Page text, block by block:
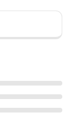
chán. Bản
ngày học hết
sau đó ghi
xong ngữ
qua được
đầu cũng đã
a ấp úng,
bạn bàn trên để